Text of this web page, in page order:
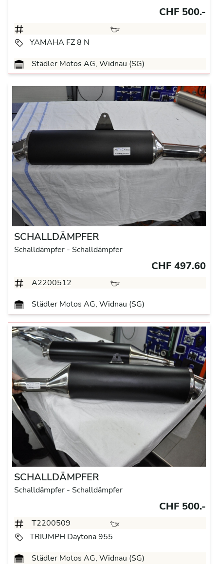
CHF 500.-
YAMAHA FZ 8 N
Städler Motos AG, Widnau (SG)
SCHALLDÄMPFER
Schalldämpfer - Schalldämpfer
CHF 497.60
A2200512
Städler Motos AG, Widnau (SG)
SCHALLDÄMPFER
Schalldämpfer - Schalldämpfer
CHF 500.-
T2200509
TRIUMPH Daytona 955
Städler Motos AG, Widnau (SG)